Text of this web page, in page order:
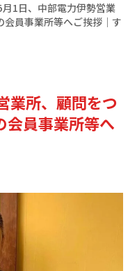
月1日、中部電力伊勢営業
員事業所等へご挨拶｜す
業所、顧問をつ
会員事業所等へ